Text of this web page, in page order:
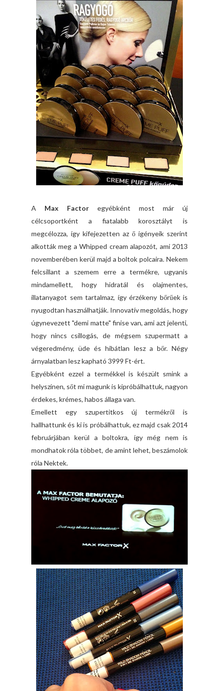
A Max Factor egyébként most már új
célcsoportként a fiatalabb korosztályt is
megcélozza, így kifejezetten az ő igényeik szerint
alkották meg a Whipped cream alapozót, ami 2013
novemberében kerül majd a boltok polcaira. Nekem
felcsillant a szemem erre a termékre, ugyanis
mindamellett, hogy hidratál és olajmentes,
illatanyagot sem tartalmaz, így érzékeny bőrűek is
nyugodtan használhatják. Innovatív megoldás, hogy
úgynevezett "demi matte" finise van, ami azt jelenti,
hogy nincs csillogás, de mégsem szupermatt a
végeredmény, üde és hibátlan lesz a bőr. Négy
árnyalatban lesz kapható 3999 Ft-ért.
Egyébként ezzel a termékkel is készült smink a
helyszínen, sőt mi magunk is kipróbálhattuk, nagyon
érdekes, krémes, habos állaga van.
Emellett egy szupertitkos új termékről is
hallhattunk és ki is próbálhattuk, ez majd csak 2014
februárjában kerül a boltokra, így még nem is
mondhatok róla többet, de amint lehet, beszámolok
róla Nektek.